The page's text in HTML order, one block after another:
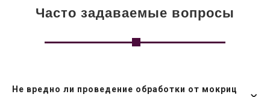
Часто задаваемые вопросы
Не вредно ли проведение обработки от мокриц